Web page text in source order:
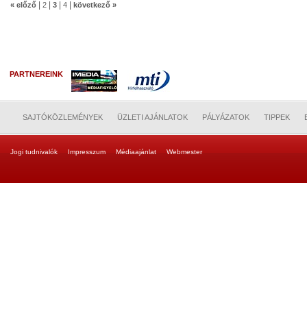
« előző 2 3 4 következő »
PARTNEREINK
SAJTÓKÖZLEMÉNYEK ÜZLETI AJÁNLATOK PÁLYÁZATOK TIPPEK
Jogi tudnivalók Impresszum Médiaajánlat Webmester